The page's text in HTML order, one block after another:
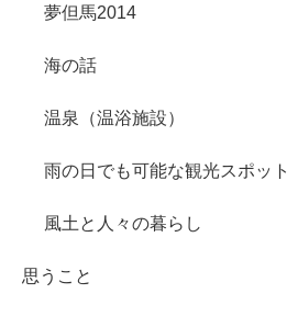
夢但馬2014
海の話
温泉（温浴施設）
雨の日でも可能な観光スポット
風土と人々の暮らし
思うこと